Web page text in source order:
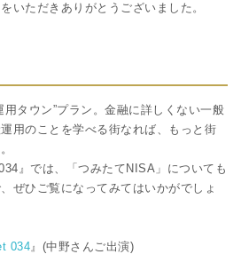
いただきありがとうございました。
タウン”プラン。金融に詳しくない一般
用のことを学べる街なれば、もっと街
』では、「つみたてNISA」についても
ぜひご覧になってみてはいかがでしょ
034』(中野さんご出演)